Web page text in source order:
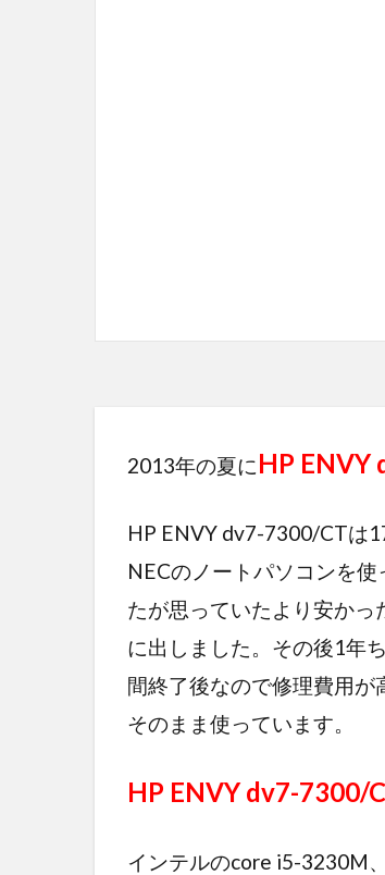
2013年の夏にHP ENVY
HP ENVY dv7-7300/CTは
NECのノートパソコンを
たが思っていたより安か
に出しました。その後1年
間終了後なので修理費用
そのまま使っています。
HP ENVY dv7-7300/
インテルのcore i5-3230M